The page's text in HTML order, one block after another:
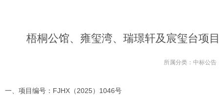
梧桐公馆、雍玺湾、瑞璟轩及宸玺台项
所属分类： 中标公告
一、项目编号：FJHX（2025）1046号